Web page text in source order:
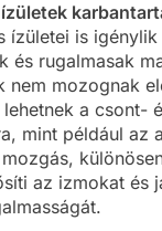
ízületei is
és rugalmasak
nem mozognak
a csont-
mint például az
az izmokat és